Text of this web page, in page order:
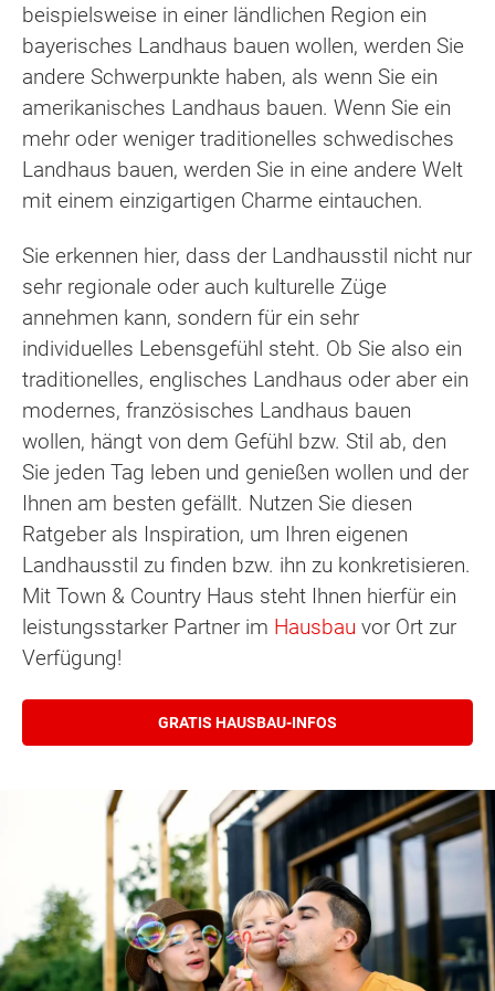
beispielsweise in einer ländlichen Region ein
bayerisches Landhaus bauen wollen, werden Sie
andere Schwerpunkte haben, als wenn Sie ein
amerikanisches Landhaus bauen. Wenn Sie ein
mehr oder weniger traditionelles schwedisches
Landhaus bauen, werden Sie in eine andere Welt
mit einem einzigartigen Charme eintauchen.
Sie erkennen hier, dass der Landhausstil nicht nur
sehr regionale oder auch kulturelle Züge
annehmen kann, sondern für ein sehr
individuelles Lebensgefühl steht. Ob Sie also ein
traditionelles, englisches Landhaus oder aber ein
modernes, französisches Landhaus bauen
wollen, hängt von dem Gefühl bzw. Stil ab, den
Sie jeden Tag leben und genießen wollen und der
Ihnen am besten gefällt. Nutzen Sie diesen
Ratgeber als Inspiration, um Ihren eigenen
Landhausstil zu finden bzw. ihn zu konkretisieren.
Mit Town & Country Haus steht Ihnen hierfür ein
leistungsstarker Partner im Hausbau vor Ort zur
Verfügung!
GRATIS HAUSBAU-INFOS